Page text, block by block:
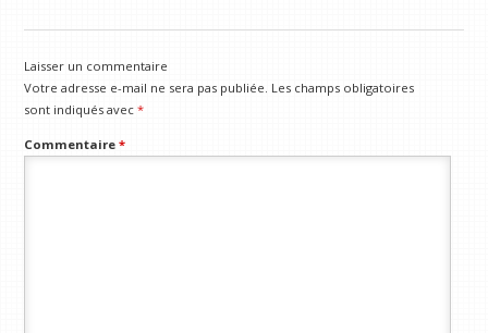
Laisser un commentaire
Votre adresse e-mail ne sera pas publiée. Les champs obligatoires
sont indiqués avec*
Commentaire*